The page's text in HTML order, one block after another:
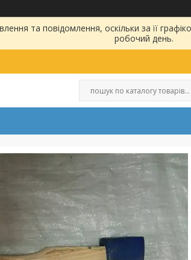
та повідомлення, оскільки за її
робочий день.